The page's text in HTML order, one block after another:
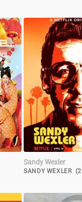
Sandy Wexler
SANDY WEXLER